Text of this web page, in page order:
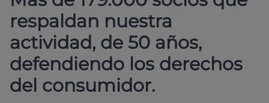
respaldan nuestra
actividad, de 50 años,
defendiendo los derechos
del consumidor.